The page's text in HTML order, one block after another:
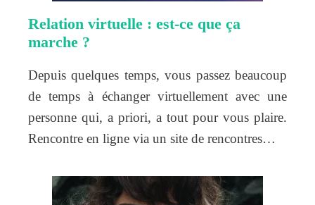
Relation virtuelle : est-ce que ça
marche ?
Depuis quelques temps, vous passez beaucoup
de temps à échanger virtuellement avec une
personne qui, a priori, a tout pour vous plaire.
Rencontre en ligne via un site de rencontres…